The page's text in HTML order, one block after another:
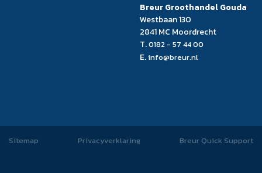
Breur Groothandel Gouda
Westbaan 130
2841 MC Moordrecht
T.0182 - 57 44 00
E. info@breur.nl
Sitemap Privacyverklaring Breur Quick Support